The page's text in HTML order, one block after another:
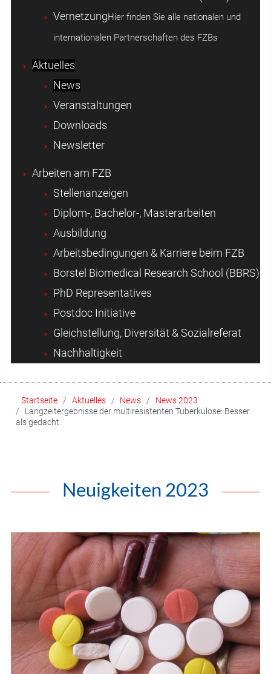
VernetzungHier finden Sie alle nationalen und
internationalen Partnerschaften des FZBs
Aktuelles
News
Veranstaltungen
Downloads
Newsletter
Arbeiten am FZB
Stellenanzeigen
Diplom-, Bachelor-, Masterarbeiten
Ausbildung
Arbeitsbedingungen & Karriere beim FZB
Borstel Biomedical Research School (BBRS)
PhD Representatives
Postdoc Initiative
Gleichstellung, Diversität & Sozialreferat
Nachhaltigkeit
Startseite Aktuelles News
News 2023
Langzeitergebnisse der multiresistenten Tuberkulose: Besser
als gedacht.
Neuigkeiten 2023